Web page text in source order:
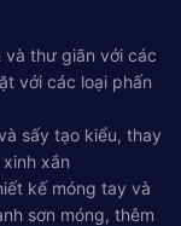
và thư giãn với các
với các loại phấn
sấy tạo kiểu, thay
xắn
kế móng tay và
sơn móng, thêm